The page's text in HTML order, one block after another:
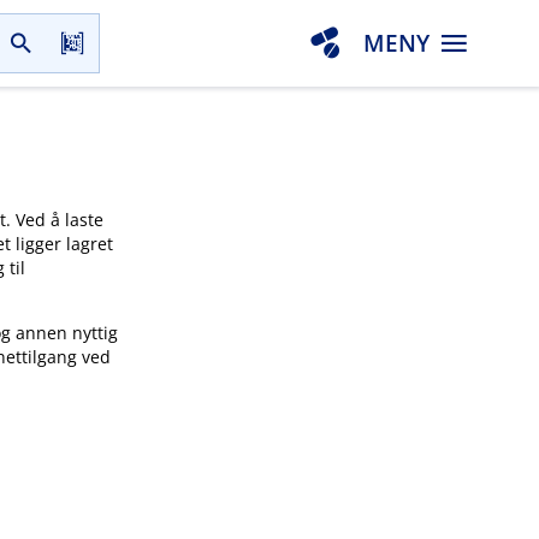
MENY
Ved å laste
ligger lagret
til
annen nyttig
ved